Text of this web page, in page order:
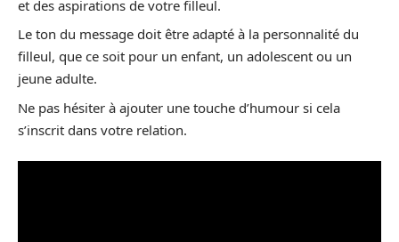
et des aspirations de votre filleul.
Le ton du message doit être adapté à la personnalité du
filleul, que ce soit pour un enfant, un adolescent ou un
jeune adulte.
Ne pas hésiter à ajouter une touche d’humour si cela
s’inscrit dans votre relation.